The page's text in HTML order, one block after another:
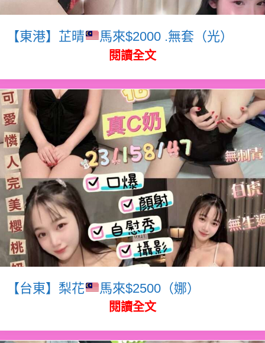
【東港】芷晴 馬來$2000 .無套（光）
閱讀全文
【台東】梨花 馬來$2500（娜）
閱讀全文